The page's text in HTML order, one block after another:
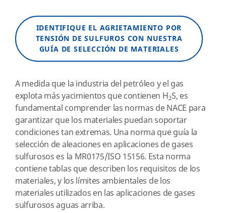
IDENTIFIQUE EL AGRIETAMIENTO POR
TENSIÓN DE SULFUROS CON NUESTRA
GUÍA DE SELECCIÓN DE MATERIALES
A medida que la industria del petróleo y el gas
explota más yacimientos que contienen H2S, es
fundamental comprender las normas de NACE para
garantizar que los materiales puedan soportar
condiciones tan extremas. Una norma que guía la
selección de aleaciones en aplicaciones de gases
sulfurosos es la MR0175/ISO 15156. Esta norma
contiene tablas que describen los requisitos de los
materiales, y los límites ambientales de los
materiales utilizados en las aplicaciones de gases
sulfurosos aguas arriba.